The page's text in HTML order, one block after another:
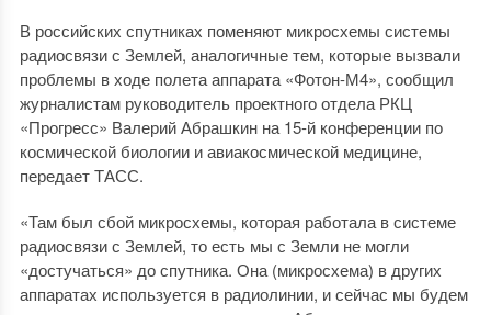
В российских спутниках поменяют микросхемы системы
радиосвязи с Землей, аналогичные тем, которые вызвали
проблемы в ходе полета аппарата «Фотон-М4», сообщил
журналистам руководитель проектного отдела РКЦ
«Прогресс» Валерий Абрашкин на 15-й конференции по
космической биологии и авиакосмической медицине,
передает ТАСС.
«Там был сбой микросхемы, которая работала в системе
радиосвязи с Землей, то есть мы с Земли не могли
«достучаться» до спутника. Она (микросхема) в других
аппаратах используется в радиолинии, и сейчас мы будем